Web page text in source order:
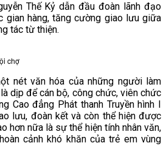
Thế Kỷ dẫn đầu đoàn lãnh đạo
gian hàng, tăng cường giao lưu giữa
tác từ thiện.
chợ
nét văn hóa của những người làm
dịp để cán bộ, công chức, viên chức
Cao đẳng Phát thanh Truyền hình I
lưu, đoàn kết và còn thể hiện được
hơn nữa là sự thể hiện tính nhân văn,
cảnh khó khăn của trẻ em vùng